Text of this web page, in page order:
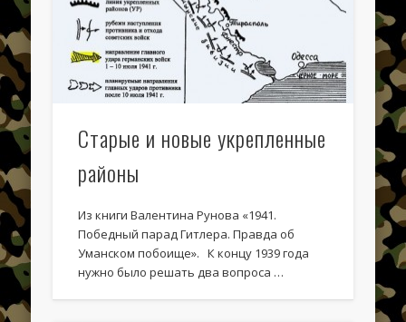
Отчеты о поездках и экспедициях
Старые и новые укрепленные
районы
Из книги Валентина Рунова «1941.
Победный парад Гитлера. Правда об
Уманском побоище». К концу 1939 года
нужно было решать два вопроса …